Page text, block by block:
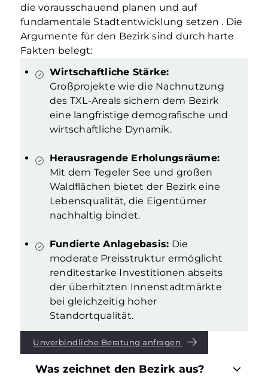
die vorausschauend planen und auf
fundamentale Stadtentwicklung setzen . Die
Argumente für den Bezirk sind durch harte
Fakten belegt:
Wirtschaftliche Stärke:
Großprojekte wie die Nachnutzung
des TXL-Areals sichern dem Bezirk
eine langfristige demografische und
wirtschaftliche Dynamik.
Herausragende Erholungsräume:
Mit dem Tegeler See und großen
Waldflächen bietet der Bezirk eine
Lebensqualität, die Eigentümer
nachhaltig bindet.
Fundierte Anlagebasis: Die
moderate Preisstruktur ermöglicht
renditestarke Investitionen abseits
der überhitzten Innenstadtmärkte
bei gleichzeitig hoher
Standortqualität.
Unverbindliche Beratung anfragen
Was zeichnet den Bezirk aus?